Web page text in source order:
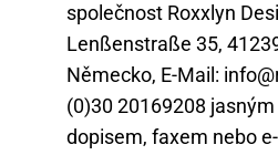
společnost Roxxlyn
Lenßenstraße 35,
Německo, E-Mail:
(0)30 20169208
dopisem, faxem nebo